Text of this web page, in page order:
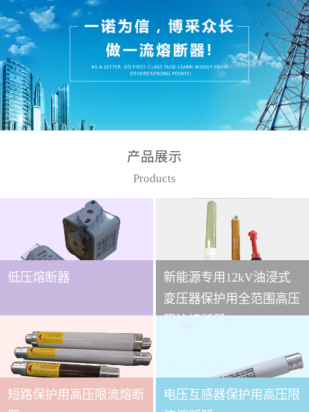
产品展示
Products
低压熔断器
新能源专用12kV油浸式
变压器保护用全范围高压
...
XRNT3A-12变压器保护用
全范围高压限流熔断器(以
短路保护用高压限流熔断
电压互感器保护用高压限